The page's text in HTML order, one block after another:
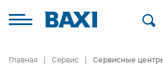
Главная Сервис Сервисные